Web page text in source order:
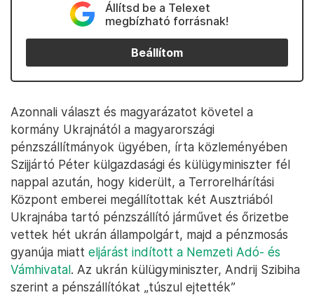
Állítsd be a Telexet
megbízható forrásnak!
Beállítom
Azonnali választ és magyarázatot követel a
kormány Ukrajnától a magyarországi
pénzszállítmányok ügyében, írta közleményében
Szijjártó Péter külgazdasági és külügyminiszter fél
nappal azután, hogy kiderült, a Terrorelhárítási
Központ emberei megállítottak két Ausztriából
Ukrajnába tartó pénzszállító járművet és őrizetbe
vettek hét ukrán állampolgárt, majd a pénzmosás
gyanúja miatt eljárást indított a Nemzeti Adó- és
Vámhivatal. Az ukrán külügyminiszter, Andrij Szibiha
szerint a pénszállítókat „túszul ejtették”